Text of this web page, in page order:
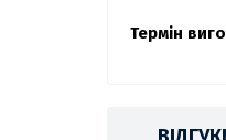
Термін